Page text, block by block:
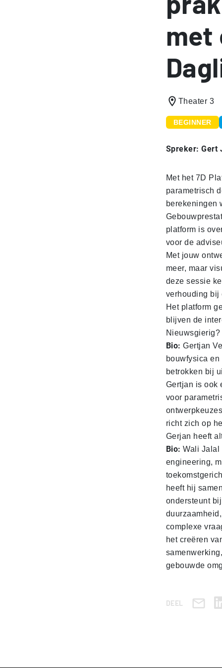
met
Theater 3
BEGINNER
Spreker: Gert
Met het 7D
parametrisch
berekeningen
platform is
voor de
Met jouw
meer, maar
deze sessie
verhouding bij
Het platform
blijven de
Bio: Gertjan
bouwfysica
betrokken bij
Gertjan is ook
voor
richt zich op
Gerjan heeft
Bio: Wali Jalal
engineering,
heeft hij
ondersteunt
complexe
het creëren
gebouwde
DEEL